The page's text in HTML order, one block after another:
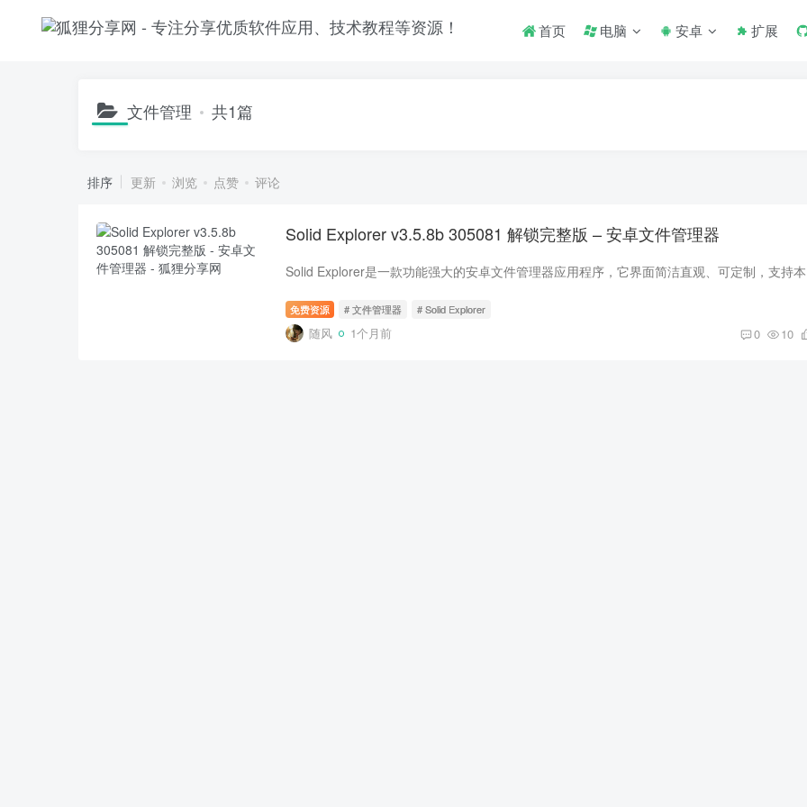
首页 电脑 安卓 扩展
文件管理 共1篇
排序 更新 浏览 点赞 评论
Solid Explorer v3.5.8b 305081 解锁完整版 – 安卓文件管理器
免费资源 # 文件管理器 # Solid Explorer
随风 1个月前 0 10